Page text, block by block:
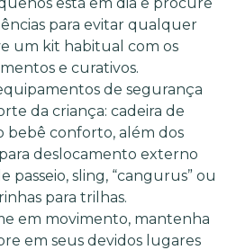
para evitar qualquer
um kit habitual com os
e curativos.
de segurança
da criança: cadeira de
bebê conforto, além dos
deslocamento externo
passeio, sling, “cangurus” ou
para trilhas.
em movimento, mantenha
em seus devidos lugares